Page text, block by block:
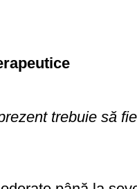
trebuie să